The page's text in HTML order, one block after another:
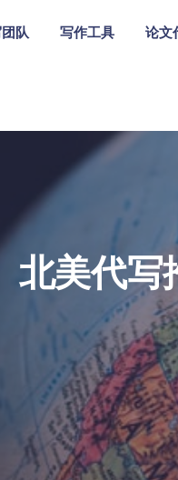
队 写作工具 论文
北美代写